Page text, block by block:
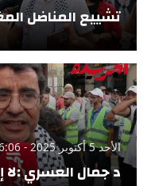
تشييع المناضل
الأحد 5 أكتوبر 2025 - 16:06
د جمال العسري :لا